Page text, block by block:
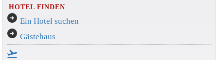
HOTEL FINDEN
arrow_circle_right Ein Hotel suchen
arrow_circle_right Gästehaus
flight_takeoff